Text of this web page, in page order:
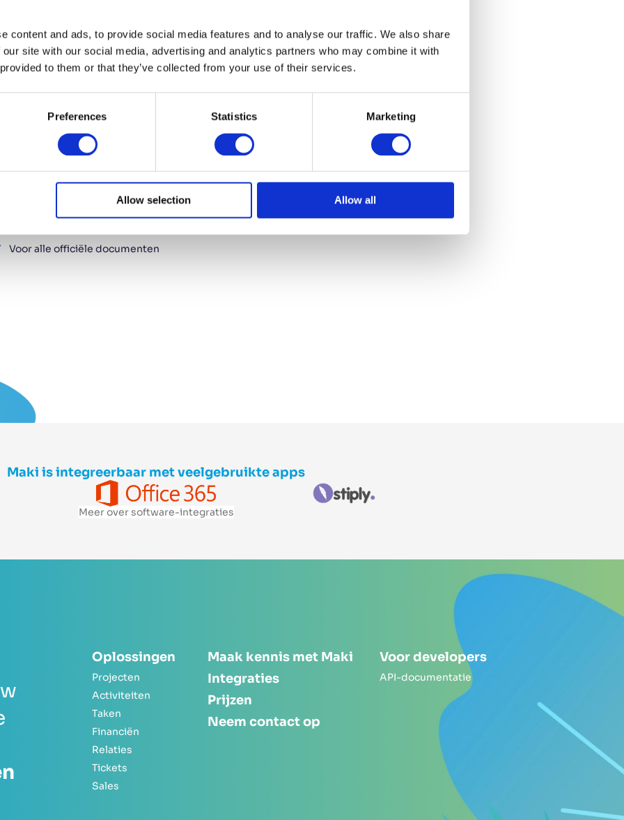
content and ads, to provide social media features and to analyse our traffic. We also share
site with our social media, advertising and analytics partners who may combine it with
to them or that they’ve collected from your use of their services.
Preferences Statistics Marketing
Allow selection Allow all
gebruikt encryptie om de privacy en vertrouwelijkheid van je documenten
dus je kunt erop vertrouwen dat je documenten in veilige handen
en andere overeenkomsten. Deze integratie is vooral nuttig voor
die regelmatig handtekeningen moeten verzamelen. Met Stiply kun je
de handtekeningen krijgt die je nodig hebt.
Snel en veilig
Voor alle officiële documenten
Maki is integreerbaar met veelgebruikte apps
Meer over software-integraties
Oplossingen
Projecten
Activiteiten
Taken
Financiën
Relaties
Tickets
Sales
Maak kennis met Maki
Integraties
Prijzen
Neem contact op
Voor developers
API-documentatie